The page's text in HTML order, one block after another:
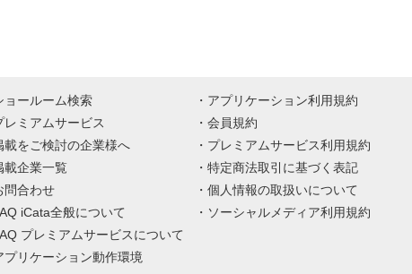
ョールーム検索
レミアムサービス
載をご検討の企業様へ
載企業一覧
問合わせ
iCata全般について
プレミアムサービスについて
プリケーション動作環境
アプリケーション利用規約
会員規約
プレミアムサービス利用規約
特定商法取引に基づく表記
個人情報の取扱いについて
ソーシャルメディア利用規約